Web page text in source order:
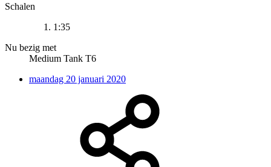
Schalen
1:35
Nu bezig met
Medium Tank T6
maandag 20 januari 2020